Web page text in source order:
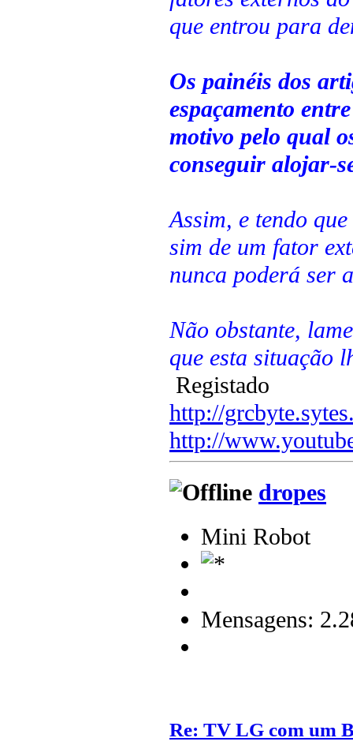
que entrou para
Os painéis dos
espaçamento
motivo pelo qual
conseguir alojar-
Assim, e tendo
sim de um fator
nunca poderá ser
Não obstante,
que esta situação
Registado
http://
http://
dropes
Mini Robot
Mensagens:
Re: TV LG com um